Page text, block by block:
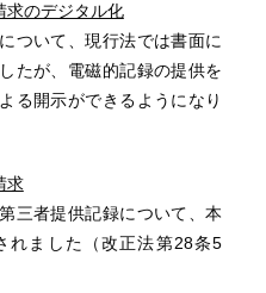
求のデジタル化
ついて、現行法では書面に
たが、電磁的記録の提供を
る開示ができるようになり
求
三者提供記録について、本
れました（改正法第28条5